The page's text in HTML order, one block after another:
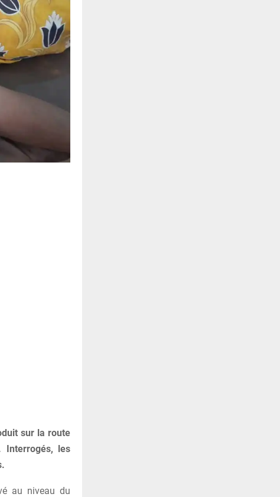
sur la route
Interrogés, les
au niveau du